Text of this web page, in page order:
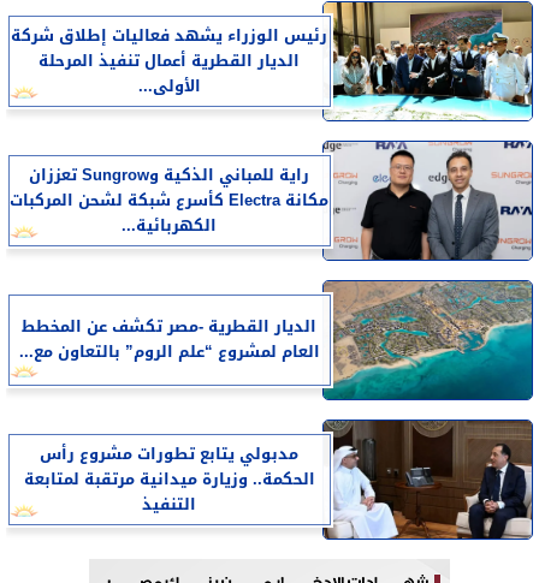
رئيس الوزراء يشهد فعاليات إطلاق شركة
الديار القطرية أعمال تنفيذ المرحلة
الأولى...
راية للمباني الذكية وSungrow تعززان
مكانة Electra كأسرع شبكة لشحن المركبات
الكهربائية...
الديار القطرية -مصر تكشف عن المخطط
العام لمشروع “علم الروم” بالتعاون مع...
مدبولي يتابع تطورات مشروع رأس
الحكمة.. وزيارة ميدانية مرتقبة لمتابعة
التنفيذ